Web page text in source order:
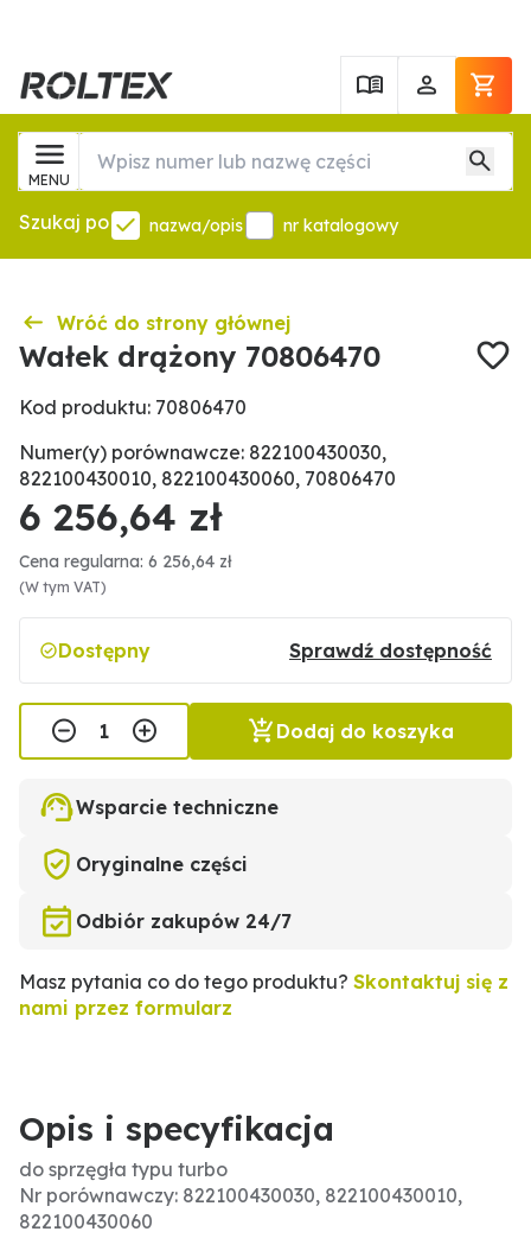
MENU
Szukaj po nazwa/opis nr katalogowy
Wróć do strony głównej
Wałek drążony 70806470
Kod produktu: 70806470
Numer(y) porównawcze: 822100430030,
822100430010, 822100430060, 70806470
6 256,64 zł
Cena regularna: 6 256,64 zł
(W tym VAT)
Dostępny Sprawdź dostępność
Dodaj do koszyka
Wsparcie techniczne
Oryginalne części
Odbiór zakupów 24/7
Masz pytania co do tego produktu? Skontaktuj się z
nami przez formularz
Opis i specyfikacja
do sprzęgła typu turbo
Nr porównawczy: 822100430030, 822100430010,
822100430060